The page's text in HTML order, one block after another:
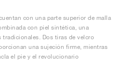
con una parte superior de malla
con piel sintética, una
tradicionales. Dos tiras de velcro
una sujeción firme, mientras
el pie y el revolucionario